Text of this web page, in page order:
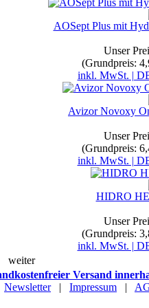
AOSept Plus mit
Unser
(Grundpreis:
inkl. MwSt. |
Avizor Novoxy
Unser
(Grundpreis:
inkl. MwSt. |
HIDRO
Unser
(Grundpreis:
inkl. MwSt. |
weiter
Versand
Newsletter| Impressum |